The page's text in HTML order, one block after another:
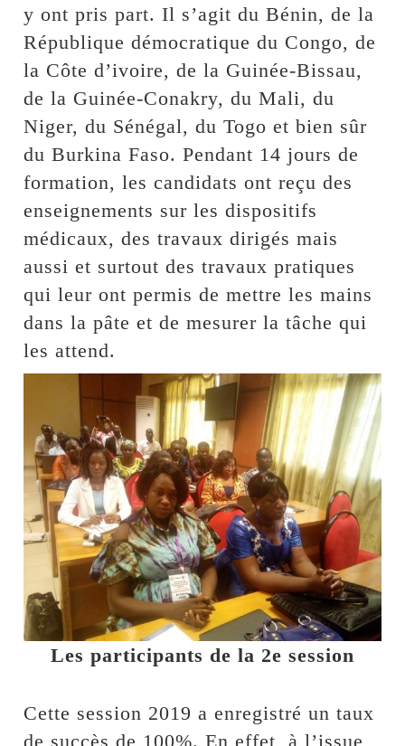
y ont pris part. Il s’agit du Bénin, de la
République démocratique du Congo, de
la Côte d’ivoire, de la Guinée-Bissau,
de la Guinée-Conakry, du Mali, du
Niger, du Sénégal, du Togo et bien sûr
du Burkina Faso. Pendant 14 jours de
formation, les candidats ont reçu des
enseignements sur les dispositifs
médicaux, des travaux dirigés mais
aussi et surtout des travaux pratiques
qui leur ont permis de mettre les mains
dans la pâte et de mesurer la tâche qui
les attend.
Les participants de la 2e session
Cette session 2019 a enregistré un taux
de succès de 100%. En effet, à l’issue